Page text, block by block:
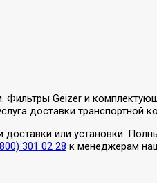
Фильтры Geizer и
доставки транспортной
доставки или установки.
301 02 28 к менеджерам